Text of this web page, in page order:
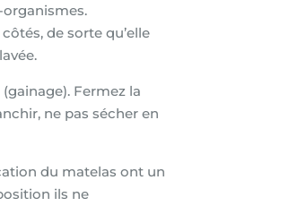
de sorte qu’elle
Fermez la
ne pas sécher en
du matelas ont un
ils ne